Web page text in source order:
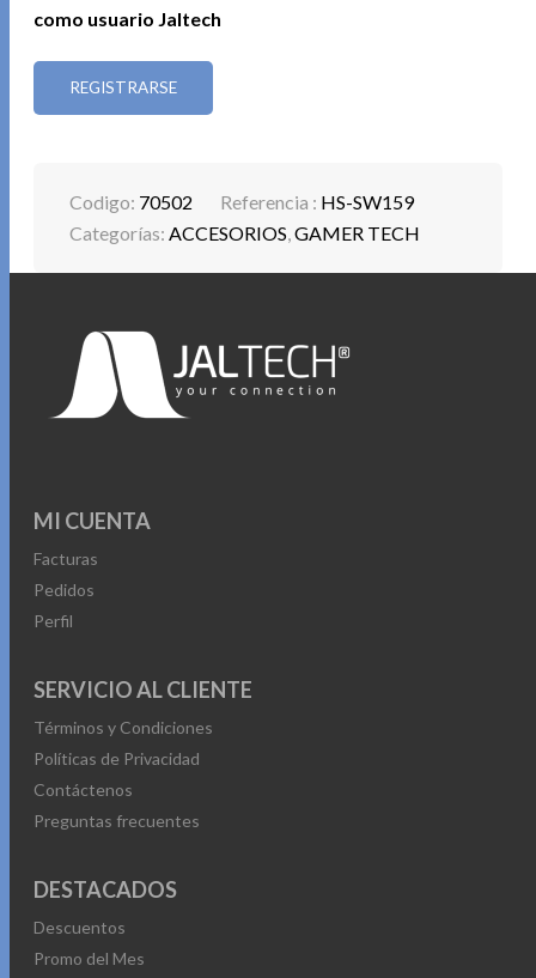
como usuario Jaltech
REGISTRARSE
Codigo: 70502 Referencia : HS-SW159
Categorías:ACCESORIOS,GAMER TECH
MI CUENTA
Facturas
Pedidos
Perfil
SERVICIO AL CLIENTE
Términos y Condiciones
Políticas de Privacidad
Contáctenos
Preguntas frecuentes
DESTACADOS
Descuentos
Promo del Mes